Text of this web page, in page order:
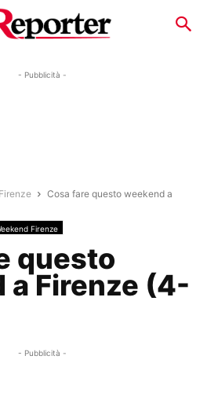
- Pubblicità -
Cosa fare questo weekend a
Firenze
questo
a Firenze (4-
- Pubblicità -